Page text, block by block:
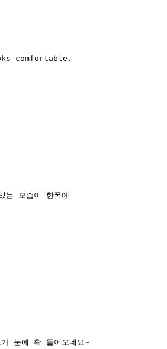
comfortable.
는 모습이 한폭에
눈에 확 들어오네요~